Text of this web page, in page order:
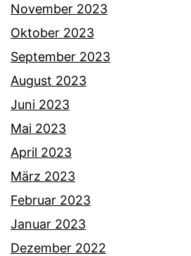
November 2023
Oktober 2023
September 2023
August 2023
Juni 2023
Mai 2023
April 2023
März 2023
Februar 2023
Januar 2023
Dezember 2022